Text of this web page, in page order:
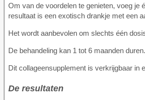
Om van de voordelen te genieten, voeg je
resultaat is een exotisch drankje met een
Het wordt aanbevolen om slechts één
De behandeling kan 1 tot 6 maanden
Dit collageensupplement is verkrijgbaar in
De resultaten